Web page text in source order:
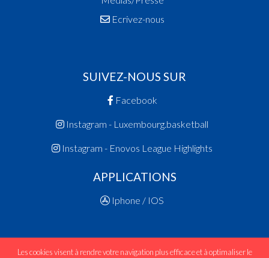
Ecrivez-nous
SUIVEZ-NOUS SUR
Facebook
Instagram - Luxembourg.basketball
Instagram - Enovos League Highlights
APPLICATIONS
Iphone / IOS
Les cookies visent à rendre votre navigation plus efficace et à optimaliser le